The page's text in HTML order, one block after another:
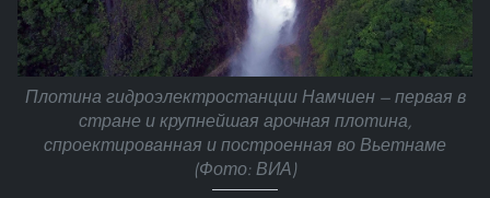
Плотина гидроэлектростанции Намчиен — первая в
стране и крупнейшая арочная плотина,
спроектированная и построенная во Вьетнаме
(Фото: ВИА)